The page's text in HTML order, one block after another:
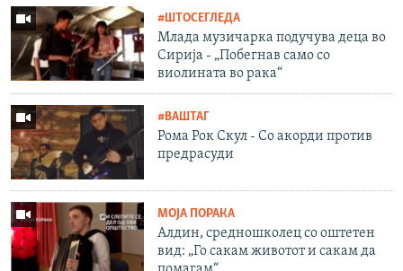
#ШТОСЕГЛЕДА
Млада музичарка подучува деца во
Сирија - „Побегнав само со
виолината во рака“
#ВАШТАГ
Рома Рок Скул - Со акорди против
предрасуди
МОЈА ПОРАКА
Алдин, средношколец со оштетен
вид: „Го сакам животот и сакам да